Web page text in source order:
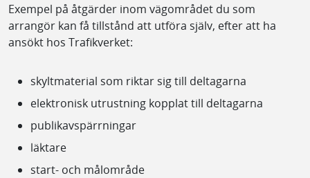
Exempel på åtgärder inom vägområdet du som
arrangör kan få tillstånd att utföra själv, efter att ha
ansökt hos Trafikverket:
skyltmaterial som riktar sig till deltagarna
elektronisk utrustning kopplat till deltagarna
publikavspärrningar
läktare
start- och målområde